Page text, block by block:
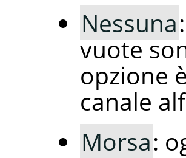
Nessuna
vuote
opzione
canale
Morsa: